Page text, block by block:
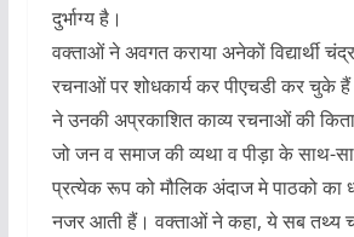
दुर्भाग्य है।
वक्ताओं ने अवगत कराया अनेकों विद्यार्थी
रचनाओं पर शोधकार्य कर पीएचडी कर चुके
ने उनकी अप्रकाशित काव्य रचनाओं की
जो जन व समाज की व्यथा व पीड़ा के साथ-
प्रत्येक रूप को मौलिक अंदाज मे पाठको का
नजर आती हैं। वक्ताओं ने कहा, ये सब तथ्य